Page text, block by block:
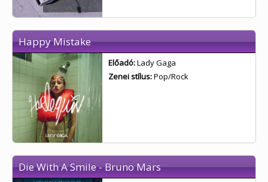
Happy Mistake
Előadó:Lady Gaga
Zenei stílus:Pop/Rock
Die With A Smile - Bruno Mars